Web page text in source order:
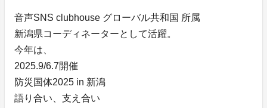
音声SNS clubhouse グローバル共和国 所属
新潟県コーディネーターとして活躍。
今年は、
2025.9/6.7開催
防災国体2025 in 新潟
語り合い、支え合い